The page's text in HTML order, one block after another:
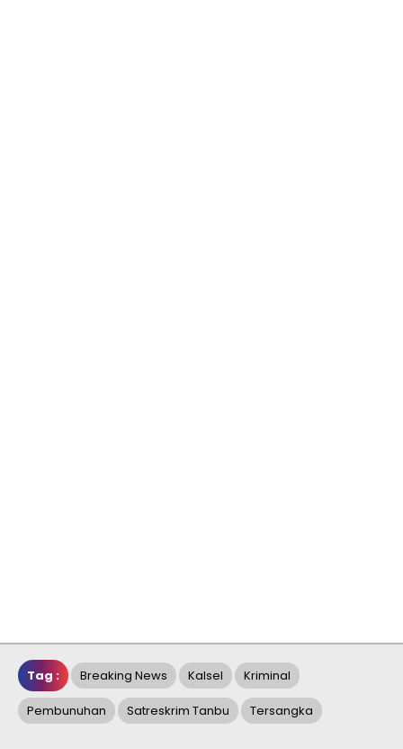
Tag : Breaking News Kalsel Kriminal
Pembunuhan Satreskrim Tanbu Tersangka